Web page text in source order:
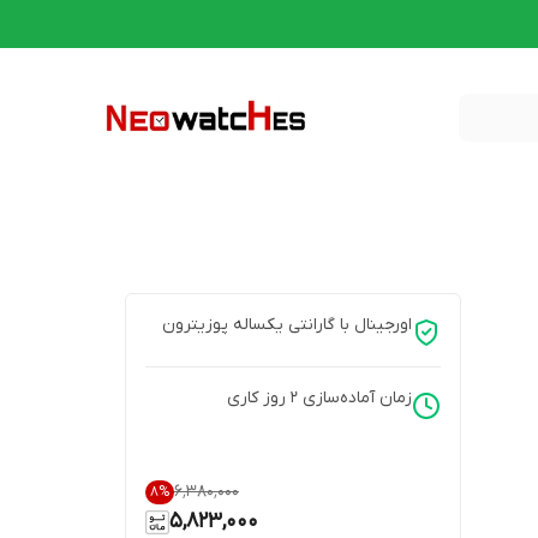
اورجینال با گارانتی یکساله پوزیترون
زمان آماده‌سازی 2 روز کاری
۶٬۳۸۰٬۰۰۰ 8%
5,823,000